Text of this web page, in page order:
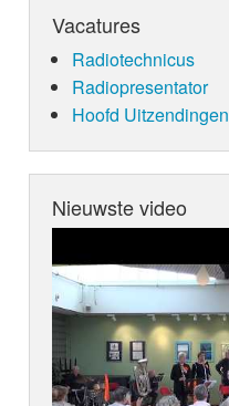
Vacatures
Radiotechnicus
Radiopresentator
Hoofd Uitzendingen
Nieuwste video